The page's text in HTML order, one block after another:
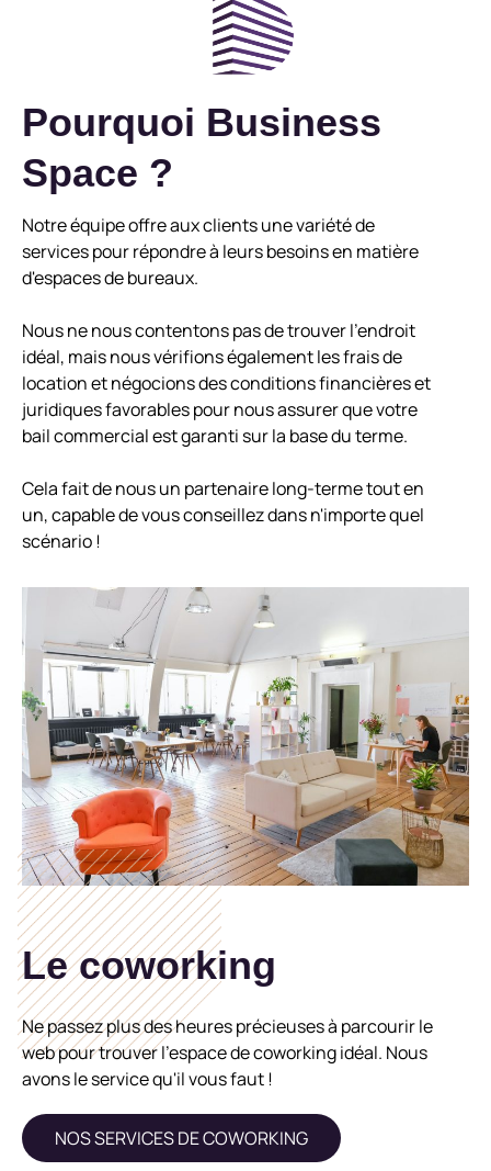
Pourquoi Business
Space ?
Notre équipe offre aux clients une variété de
services pour répondre à leurs besoins en matière
d'espaces de bureaux.
Nous ne nous contentons pas de trouver l'endroit
idéal, mais nous vérifions également les frais de
location et négocions des conditions financières et
juridiques favorables pour nous assurer que votre
bail commercial est garanti sur la base du terme.
Cela fait de nous un partenaire long-terme tout en
un, capable de vous conseillez dans n'importe quel
scénario !
Le coworking
Ne passez plus des heures précieuses à parcourir le
web pour trouver l'espace de coworking idéal. Nous
avons le service qu'il vous faut !
NOS SERVICES DE COWORKING